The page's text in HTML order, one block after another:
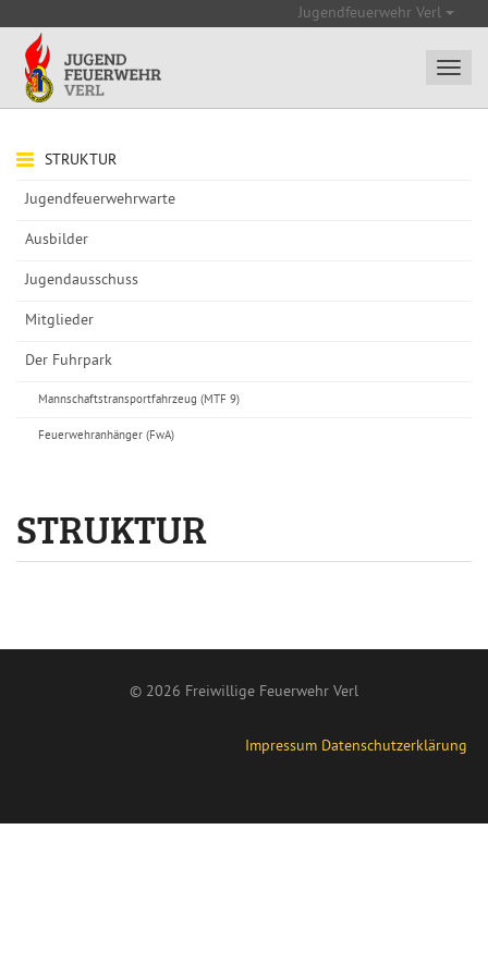
Jugendfeuerwehr Verl
STRUKTUR
Jugendfeuerwehrwarte
Ausbilder
Jugendausschuss
Mitglieder
Der Fuhrpark
Mannschaftstransportfahrzeug (MTF 9)
Feuerwehranhänger (FwA)
STRUKTUR
© 2026 Freiwillige Feuerwehr Verl
Impressum Datenschutzerklärung